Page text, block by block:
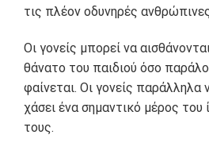
τις πλέον οδυνηρές
Οι γονείς μπορεί να
θάνατο του παιδιού όσο
φαίνεται. Οι γονείς παράλληλα
χάσει ένα σημαντικό μέρος του
τους.